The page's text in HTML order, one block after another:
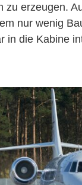
zu erzeugen.
nur wenig
in die Kabine